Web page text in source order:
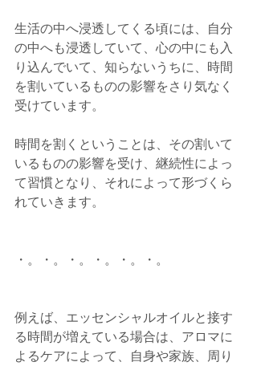
生活の中へ浸透してくる頃には、自分
の中へも浸透していて、心の中にも入
り込んでいて、知らないうちに、時間
を割いているものの影響をさり気なく
受けています。
時間を割くということは、その割いて
いるものの影響を受け、継続性によっ
て習慣となり、それによって形づくら
れていきます。
・。・。・。・。・。・。
例えば、エッセンシャルオイルと接す
る時間が増えている場合は、アロマに
よるケアによって、自身や家族、周り